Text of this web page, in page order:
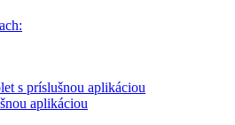
s príslušnou aplikáciou
aplikáciou